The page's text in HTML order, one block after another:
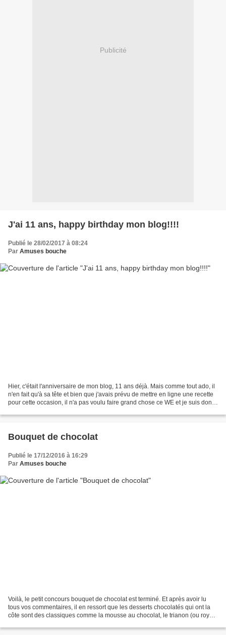
Publicité
J'ai 11 ans, happy birthday mon blog!!!!
Publié le 28/02/2017 à 08:24
Par Amuses bouche
Hier, c'était l'anniversaire de mon blog, 11 ans déjà. Mais comme tout ado, il
n'en fait qu'à sa tête et bien que j'avais prévu de mettre en ligne une recette
pour cette occasion, il n'a pas voulu faire grand chose ce WE et je suis donc
Bouquet de chocolat
Publié le 17/12/2016 à 16:29
Par Amuses bouche
Voilà, le petit concours bouquet de chocolat est terminé. Et après avoir lu
tous vos commentaires, il en ressort que les desserts chocolatés qui ont la
côte sont des classiques comme la mousse au chocolat, le trianon (ou royal),